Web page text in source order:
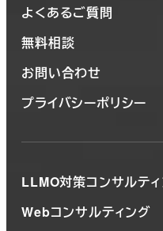
よくあるご質問
無料相談
お問い合わせ
プライバシーポリシー
LLMO対策コンサルテ
Webコンサルティング